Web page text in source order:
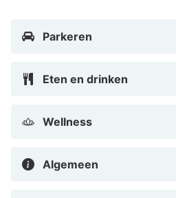
Berlijn (BER-Brandenburg) -
Radisson Hotels bevind je je
Dit hotel met chique
In Stadscentrum in Berlijn
Parkeren
Eten en drinken
Wellness
Algemeen